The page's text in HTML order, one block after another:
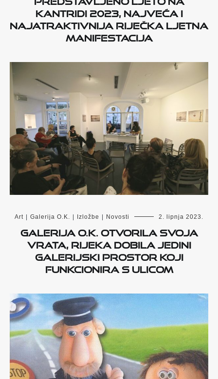
Kantridi 2023, najveća i
najatraktivnija riječka ljetna
manifestacija
Art | Galerija O.K. | Izložbe | Novosti 2. lipnja 2023.
Galerija O.K. otvorila svoja
vrata, Rijeka dobila jedini
galerijski prostor koji
funkcionira s ulicom